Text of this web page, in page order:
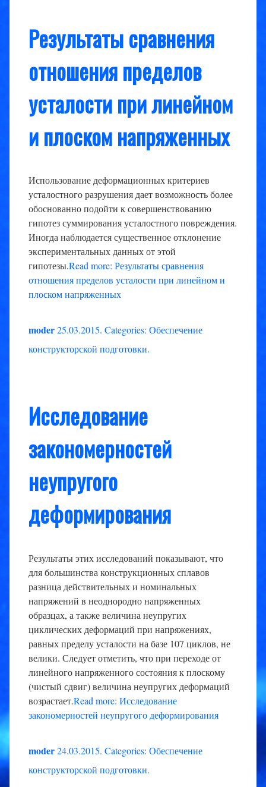
Результаты сравнения
отношения пределов
усталости при линейном
и плоском напряженных
Использование деформационных критериев
усталостного разрушения дает возможность более
обоснованно подойти к совершенствованию
гипотез суммирования усталостного повреждения.
Иногда наблюдается существенное отклонение
экспериментальных данных от этой
гипотезы.Read more: Результаты сравнения
отношения пределов усталости при линейном и
плоском напряженных
moder25.03.2015. Categories: Обеспечение
конструкторской подготовки.
Исследование
закономерностей
неупругого
деформирования
Результаты этих исследований показывают, что
для большинства конструкционных сплавов
разница действительных и номинальных
напряжений в неоднородно напряженных
образцах, а также величина неупругих
циклических деформаций при напряжениях,
равных пределу усталости на базе 107 циклов, не
велики. Следует отметить, что при переходе от
линейного напряженного состояния к плоскому
(чистый сдвиг) величина неупругих деформаций
возрастает.Read more: Исследование
закономерностей неупругого деформирования
moder24.03.2015. Categories: Обеспечение
конструкторской подготовки.